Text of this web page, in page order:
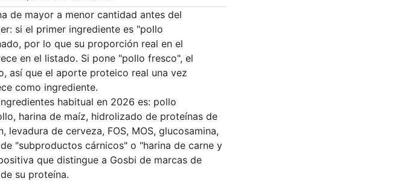
de mayor a menor cantidad antes del
si el primer ingrediente es "pollo
por lo que su proporción real en el
en el listado. Si pone "pollo fresco", el
así que el aporte proteico real una vez
como ingrediente.
habitual en 2026 es: pollo
harina de maíz, hidrolizado de proteínas de
de cerveza, FOS, MOS, glucosamina,
"subproductos cárnicos" o "harina de carne y
que distingue a Gosbi de marcas de
su proteína.